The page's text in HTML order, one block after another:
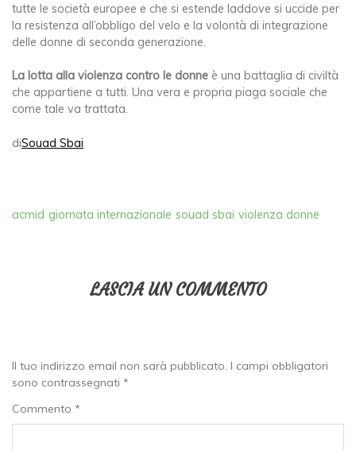
tutte le società europee e che si estende laddove si uccide per
la resistenza all’obbligo del velo e la volontà di integrazione
delle donne di seconda generazione.
La lotta alla violenza contro le donne è una battaglia di civiltà
che appartiene a tutti. Una vera e propria piaga sociale che
come tale va trattata.
diSouad Sbai
acmid giornata internazionale souad sbai violenza donne
LASCIA UN COMMENTO
Il tuo indirizzo email non sarà pubblicato. I campi obbligatori
sono contrassegnati *
Commento *